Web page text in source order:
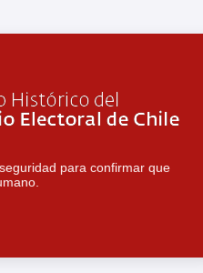
para confirmar que